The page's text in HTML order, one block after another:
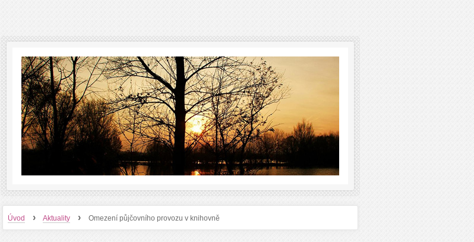
Úvod › Aktuality › Omezení půjčovního provozu v knihovně